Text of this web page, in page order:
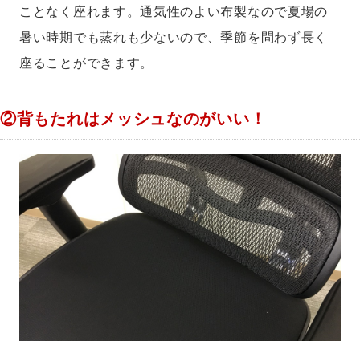
ことなく座れます。通気性のよい布製なので夏場の
暑い時期でも蒸れも少ないので、季節を問わず長く
座ることができます。
②背もたれはメッシュなのがいい！